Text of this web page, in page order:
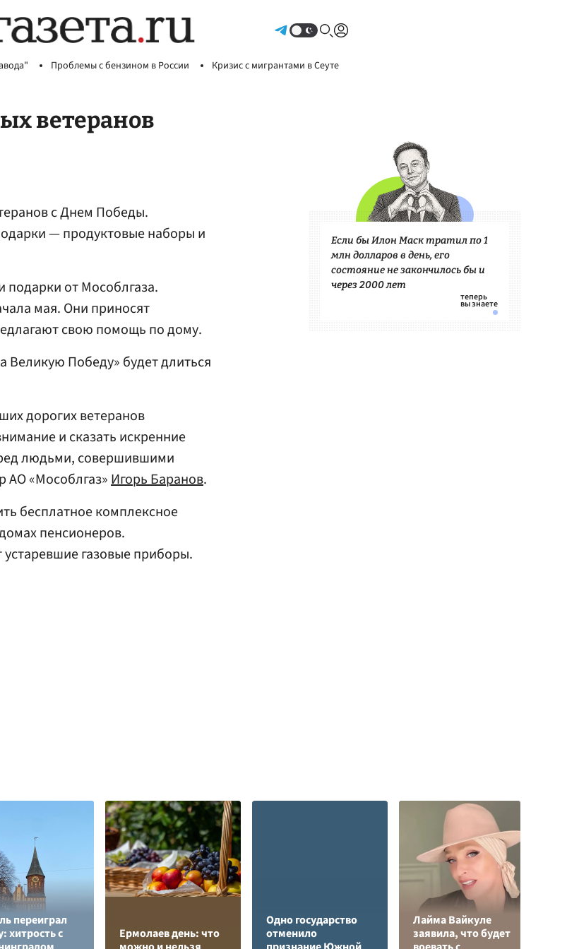
Проблемы с бензином в России Кризис с мигрантами в Сеуте
ветеранов
с Днем Победы.
— продуктовые наборы и
подарки от Мособлгаза.
мая. Они приносят
свою помощь по дому.
Великую Победу» будет длиться
дорогих ветеранов
и сказать искренние
людьми, совершившими
АО «Мособлгаз»Игорь Баранов.
бесплатное комплексное
пенсионеров.
газовые приборы.
Если бы Илон Маск тратил по 1
млн долларов в день, его
состояние не закончилось бы и
через 2000 лет
переиграл
хитрость с
Ермолаев день: что
Одно государство
отменило
Лайма Вайкуле
заявила, что будет